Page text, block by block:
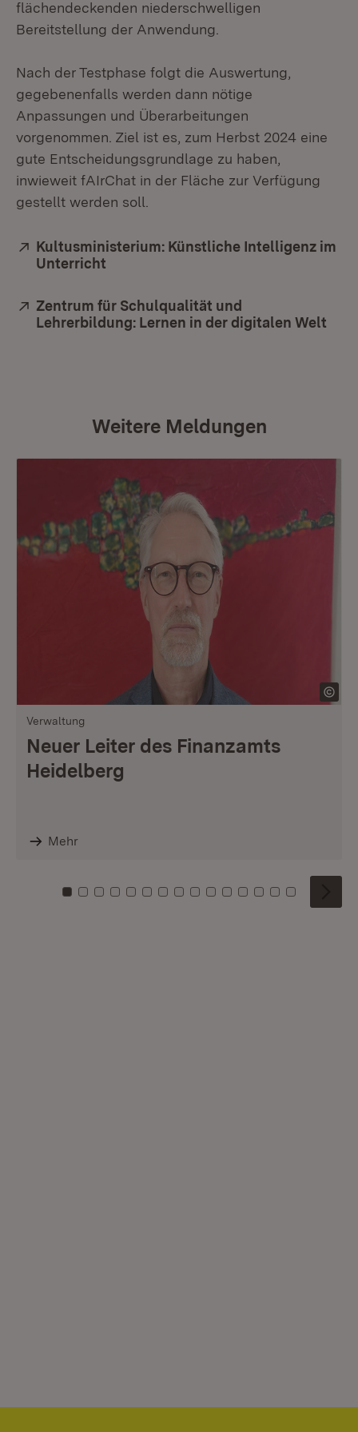
flächendeckenden niederschwelligen
Bereitstellung der Anwendung.
Nach der Testphase folgt die Auswertung,
gegebenenfalls werden dann nötige
Anpassungen und Überarbeitungen
vorgenommen. Ziel ist es, zum Herbst 2024 eine
gute Entscheidungsgrundlage zu haben,
inwieweit fAIrChat in der Fläche zur Verfügung
gestellt werden soll.
Extern:
Kultusministerium: Künstliche Intelligenz im
Unterricht
Extern:
Zentrum für Schulqualität und
Lehrerbildung: Lernen in der digitalen Welt
Weitere Meldungen
Verwaltung
Neuer Leiter des Finanzamts
Heidelberg
Mehr
Zu Kachel: 0
Zu Kachel: 1
Zu Kachel: 2
Zu Kachel: 3
Zu Kachel: 4
Zu Kachel: 5
Zu Kachel: 6
Zu Kachel: 7
Zu Kachel: 8
Zu Kachel: 9
Zu Kachel: 10
Zu Kachel: 11
Zu Kachel: 12
Zu Kachel:
Zu